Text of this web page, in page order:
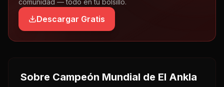
Descargar Gratis
Sobre Campeón Mundial de El Ankla